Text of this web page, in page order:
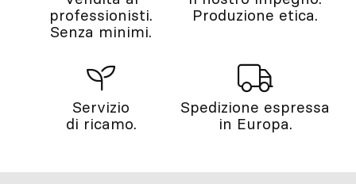
professionisti.
Senza minimi.
Produzione etica.
Servizio
di ricamo.
Spedizione espressa
in Europa.